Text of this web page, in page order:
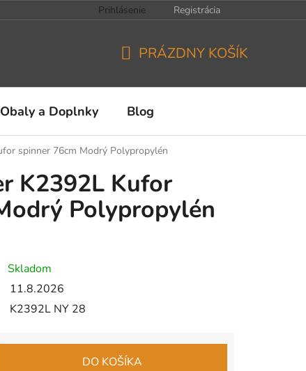
Prihlásenie Registrácia
KOŠÍK
PRÁZDNY KOŠÍK
Obaly a Doplnky Blog
spinner 76cm Modrý Polypropylén
K2392L Kufor
Polypropylén
Skladom
11.8.2026
K2392L NY 28
DO KOŠÍKA